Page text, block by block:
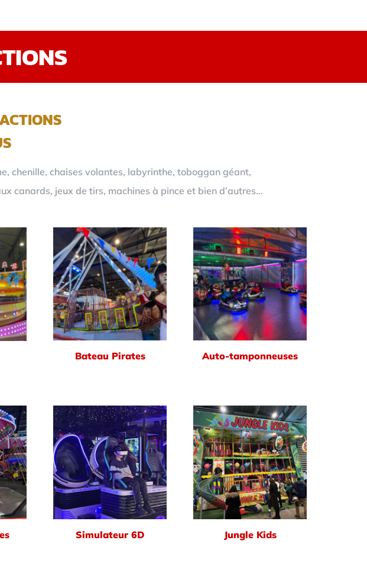
chenille, chaises volantes, labyrinthe, toboggan géant,
canards, jeux de tirs, machines à pince et bien d’autres…
Bateau Pirates Auto-tamponneuses
Simulateur 6D Jungle Kids